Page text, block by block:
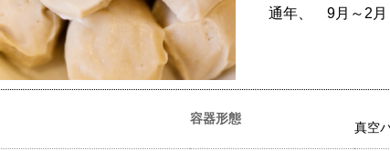
通年、 9月～2月
容器形態
真空